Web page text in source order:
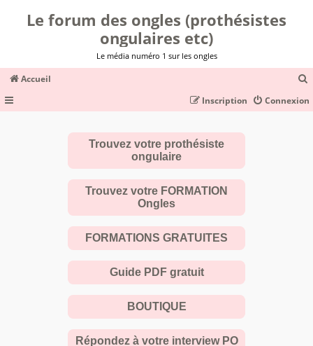
Le forum des ongles (prothésistes
ongulaires etc)
Le média numéro 1 sur les ongles
Accueil
c
Connexion
Inscription
Trouvez votre prothésiste
ongulaire
Trouvez votre FORMATION
Ongles
FORMATIONS GRATUITES
Guide PDF gratuit
BOUTIQUE
Répondez à votre interview PO